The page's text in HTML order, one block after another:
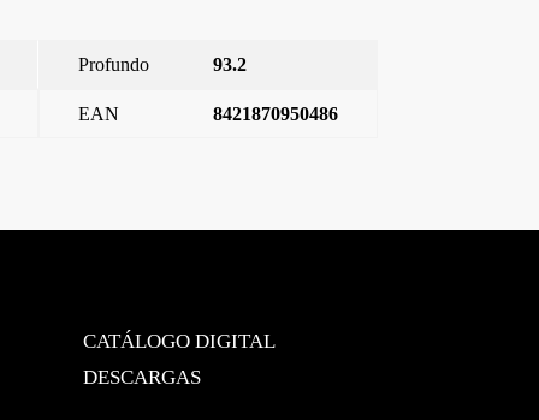
Profundo 93.2
EAN 8421870950486
CATÁLOGO DIGITAL
DESCARGAS